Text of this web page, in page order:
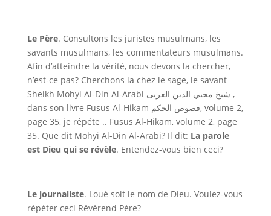
Le Père. Consultons les juristes musulmans, les
savants musulmans, les commentateurs musulmans.
Afin d’atteindre la vérité, nous devons la chercher,
n’est-ce pas? Cherchons la chez le sage, le savant
Sheikh Mohyi Al-Din Al-Arabi شيخ محيي الدين العربى ,
dans son livre Fusus Al-Hikam فصوص الحكم, volume 2,
page 35, je répéte .. Fusus Al-Hikam, volume 2, page
35. Que dit Mohyi Al-Din Al-Arabi? Il dit: La parole
est Dieu qui se révèle. Entendez-vous bien ceci?
Le journaliste. Loué soit le nom de Dieu. Voulez-vous
répéter ceci Révérend Père?